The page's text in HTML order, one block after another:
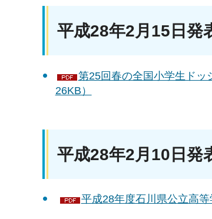
平成28年2月15日発
第25回春の全国小学生ドッ
26KB）
平成28年2月10日発
平成28年度石川県公立高